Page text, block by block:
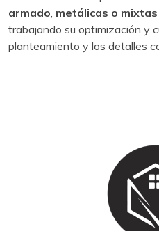
armado metálicas o mixtas
trabajando su optimización y
planteamiento y los detalles